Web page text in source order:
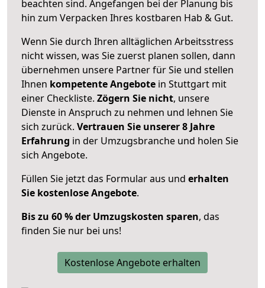
beachten sind. Angefangen bei der Planung bis
hin zum Verpacken Ihres kostbaren Hab & Gut.
Wenn Sie durch Ihren alltäglichen Arbeitsstress
nicht wissen, was Sie zuerst planen sollen, dann
übernehmen unsere Partner für Sie und stellen
Ihnen kompetente Angebote in Stuttgart mit
einer Checkliste. Zögern Sie nicht, unsere
Dienste in Anspruch zu nehmen und lehnen Sie
sich zurück. Vertrauen Sie unserer 8 Jahre
Erfahrung in der Umzugsbranche und holen Sie
sich Angebote.
Füllen Sie jetzt das Formular aus und erhalten
Sie kostenlose Angebote.
Bis zu 60 % der Umzugskosten sparen, das
finden Sie nur bei uns!
Kostenlose Angebote erhalten